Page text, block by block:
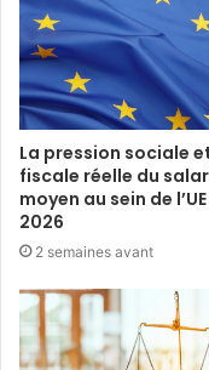
La pression sociale
fiscale réelle du
moyen au sein de
2026
2 semaines avant